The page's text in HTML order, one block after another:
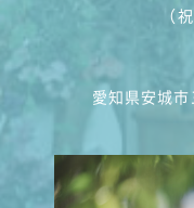
（
愛知県安城